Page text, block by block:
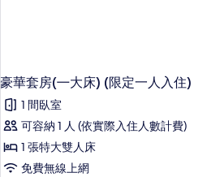
豪華套房(㇐大床) (限定一人入住)
1 間臥室
可容納 1 人 (依實際入住人數計費)
1 張特大雙人床
免費無線上網